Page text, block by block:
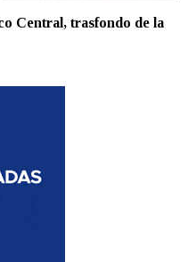
Central, trasfondo de la